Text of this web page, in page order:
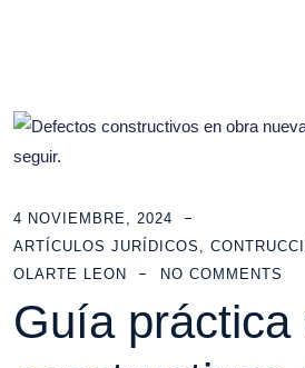
4 NOVIEMBRE, 2024
ARTÍCULOS JURÍDICOS ,
OLARTE LEON
NO COMMENTS
Guía práctica